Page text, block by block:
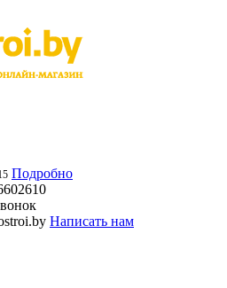
Подробно
Написать нам